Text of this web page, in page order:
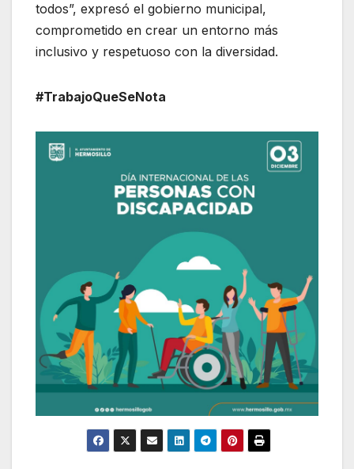
todos”, expresó el gobierno municipal,
comprometido en crear un entorno más
inclusivo y respetuoso con la diversidad.
#TrabajoQueSeNota